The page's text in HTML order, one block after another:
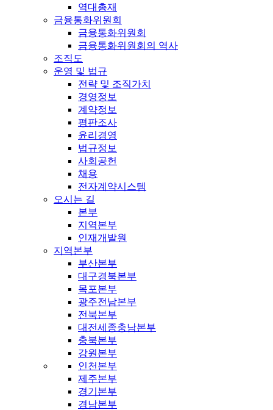
역대총재
금융통화위원회
금융통화위원회
금융통화위원회의 역사
조직도
운영 및 법규
전략 및 조직가치
경영정보
계약정보
평판조사
윤리경영
법규정보
사회공헌
채용
전자계약시스템
오시는 길
본부
지역본부
인재개발원
지역본부
부산본부
대구경북본부
목포본부
광주전남본부
전북본부
대전세종충남본부
충북본부
강원본부
인천본부
제주본부
경기본부
경남본부